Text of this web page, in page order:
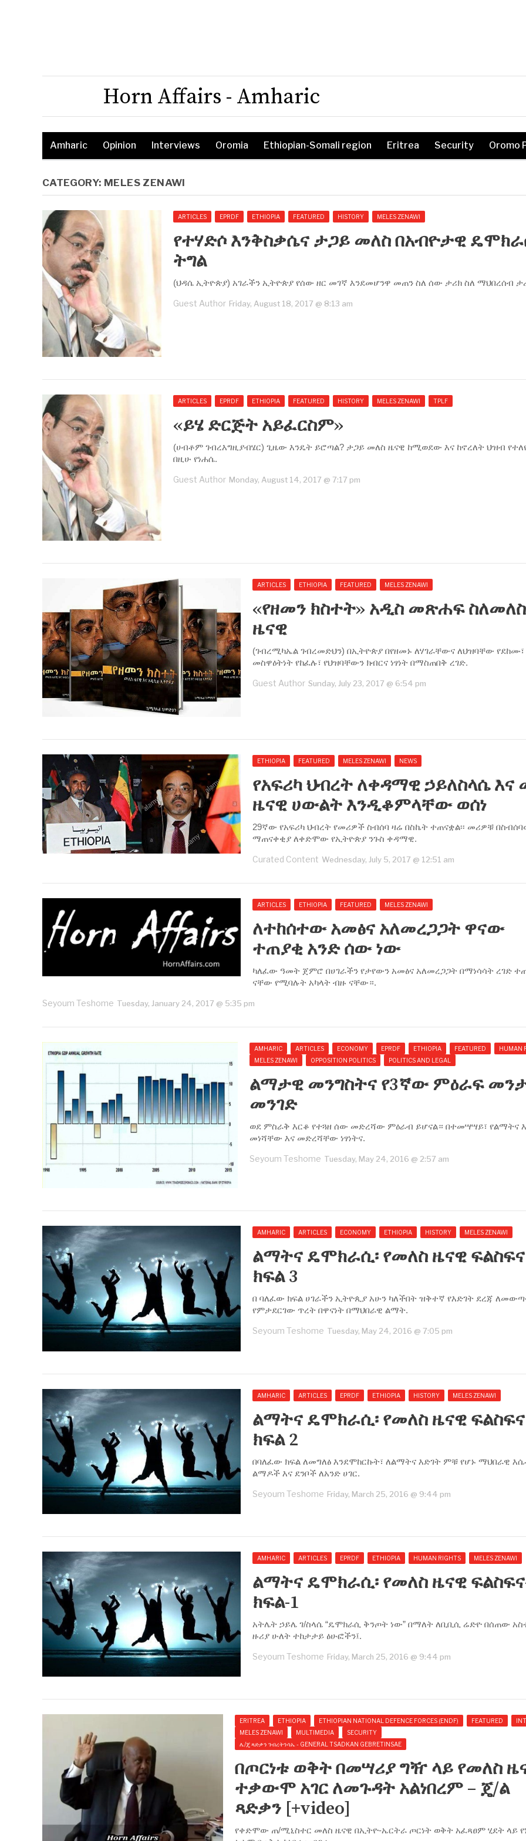
Horn Affairs - Amharic
Amharic Opinion Interviews Oromia Ethiopian-Somali region Eritrea Security Oromo
CATEGORY: MELES ZENAWI
ARTICLES EPRDF ETHIOPIA FEATURED HISTORY MELES ZENAWI
የተሃድሶ እንቅስቃሴና ታጋይ መለስ በአብዮታዊ
ትግል
(ህዳሴ ኢትዮጵያ) አገራችን ኢትዮጵያ የሰው ዘር መገኛ እንደመሆንዋ መጠን ስለ ሰው ታሪክ ስለ ማህበረሰብ
Guest Author Friday, August 18, 2017 @ 8:13 am
ARTICLES EPRDF ETHIOPIA FEATURED HISTORY MELES ZENAWI TPLF
‹‹ይሄ ድርጅት አይፈርስም››
(ሀብቶም ገብረእግዚያብሄር) ጊዜው እንዴት ይሮጣል? ታጋይ መለስ ዜናዊ ከሚወደው እና ከኖረለት ህዝብ
በዚሁ የነሐሴ.
Guest Author Monday, August 14, 2017 @ 7:17 pm
ARTICLES ETHIOPIA FEATURED MELES ZENAWI
‹‹የዘመን ክስተት›› አዲስ መጽሐፍ ስለመለስ
ዜናዊ
(ገብረሚካኤል ገብረመድህን) በኢትዮጵያ በየዘመኑ ለሃገራቸውና ለህዝባቸው የደከሙ፣
መስዋዕትነት የከፈሉ፣ የህዝባቸውን ክብርና ነፃነት በማስጠበቅ ረገድ.
Guest Author Sunday, July 23, 2017 @ 6:54 pm
ETHIOPIA FEATURED MELES ZENAWI NEWS
የአፍሪካ ህብረት ለቀዳማዊ ኃይለስላሴ እና
ዜናዊ ሀውልት እንዲቆምላቸው ወሰነ
29ኛው የአፍሪካ ህብረት የመሪዎች ስብሰባ ዛሬ በስኬት ተጠናቋል፡፡ መሪዎቹ
ማጠናቀቂያ ለቀድሞው የኢትዮጵያ ንጉስ ቀዳማዊ.
Curated Content Wednesday, July 5, 2017 @ 12:51 am
ARTICLES ETHIOPIA FEATURED MELES ZENAWI
ለተከሰተው አመፅና አለመረጋጋት ዋናው
ተጠያቂ አንድ ሰው ነው
ካለፈው ዓመት ጀምሮ በሀገራችን የታየውን አመፅና አለመረጋጋት በማነሳሳት ረገድ
ናቸው የሚባሉት አካላት ብዙ ናቸው።.
Seyoum Teshome Tuesday, January 24, 2017 @ 5:35 pm
AMHARIC ARTICLES ECONOMY EPRDF ETHIOPIA FEATURED
HUMAN
MELES ZENAWI
OPPOSITION POLITICS POLITICS AND LEGAL
ልማታዊ መንግስትና የ3ኛው ምዕራፍ
መንገድ
ወደ ምስራቅ እርቆ የተጓዘ ሰው መድረሻው ምዕራብ ይሆናል። በተመሣሣይ፣ የልማትና
መነሻቸው እና መድረሻቸው ነፃነትና.
Seyoum Teshome Tuesday, May 24, 2016 @ 2:57 am
AMHARIC ARTICLES ECONOMY ETHIOPIA HISTORY MELES ZENAWI
ልማትና ዴሞክራሲ፡ የመለስ ዜናዊ ፍልስፍና
ክፍል 3
በ ባለፈው ክፍል ሀገራችን ኢትዮጲያ አሁን ካለችበት ዝቅተኛ የእድገት ደረጃ
የምታደርገው ጥረት በዋናነት በማህበራዊ ልማት.
Seyoum Teshome Tuesday, May 24, 2016 @ 7:05 pm
AMHARIC ARTICLES EPRDF ETHIOPIA HISTORY MELES ZENAWI
ልማትና ዴሞክራሲ፡ የመለስ ዜናዊ ፍልስፍና
ክፍል 2
በባለፈው ክፍል ለመግለፅ እንደሞከርኩት፣ ለልማትና እድገት ምቹ የሆኑ ማህበራዊ
ልማዶች እና ደንቦች ለአንድ ሀገር.
Seyoum Teshome Friday, March 25, 2016 @ 9:44 pm
AMHARIC ARTICLES EPRDF ETHIOPIA HUMAN RIGHTS MELES ZENAWI
ልማትና ዴሞክራሲ፡ የመለስ ዜናዊ
ክፍል-1
አትሌት ኃይሌ ገ/ስላሴ “ዴሞክራሲ ቅንጦት ነው” በማለት ለቢቢሲ ሬድዮ በሰጠው
ዙሪያ ሁለት ተከታታይ ፅሁፎችን፤.
Seyoum Teshome Friday, March 25, 2016 @ 9:44 pm
ERITREA ETHIOPIA ETHIOPIAN NATIONAL DEFENCE FORCES (ENDF) FEATURED
MELES ZENAWI
MULTIMEDIA
SECURITY
ሌ/ጄ ጻድቃን ገብረትንሳኤ - GENERAL TSADKAN GEBRETINSAE
በጦርነቱ ወቅት በመሣሪያ ግዥ ላይ የመለስ
ተቃውሞ አገር ለመጉዳት አልነበረም – ጄ/ል
ጻድቃን [+video]
የቀድሞው ጠ/ሚኒስተር መለስ ዜናዊ በኢትዮ-ኤርትራ ጦርነት ወቅት አፈጻፀም ሂደት ላይ